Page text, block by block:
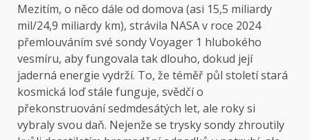
Mezitím, o něco dále od domova (asi 15,5 miliardy
mil/24,9 miliardy km), strávila NASA v roce 2024
přemlouváním své sondy Voyager 1 hlubokého
vesmíru, aby fungovala tak dlouho, dokud její
jaderná energie vydrží. To, že téměř půl století stará
kosmická loď stále funguje, svědčí o
překonstruování sedmdesátých let, ale roky si
vybraly svou daň. Nejenže se trysky sondy zhroutily